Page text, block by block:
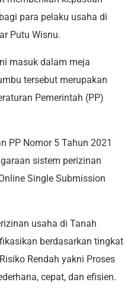
para pelaku usaha di
Putu Wisnu.
masuk dalam meja
tersebut merupakan
Pemerintah (PP)
PP Nomor 5 Tahun 2021
sistem perizinan
Single Submission
usaha di Tanah
berdasarkan tingkat
Rendah yakni Proses
cepat, dan efisien.